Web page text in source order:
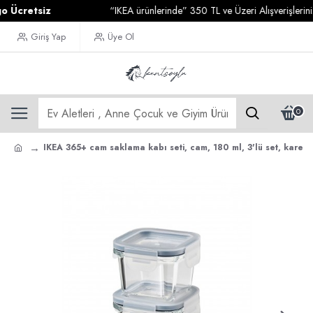
“IKEA ürünlerinde” 350 TL ve Üzeri
Giriş Yap Üye Ol
0
IKEA 365+ cam saklama kabı seti, cam, 180 ml, 3'lü set, kare